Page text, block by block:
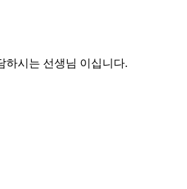
하시는 선생님 이십니다.